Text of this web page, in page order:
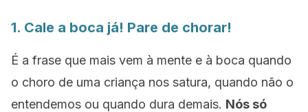
1. Cale a boca já! Pare de chorar!
É a frase que mais vem à mente e à boca quando
o choro de uma criança nos satura, quando não o
entendemos ou quando dura demais. Nós só